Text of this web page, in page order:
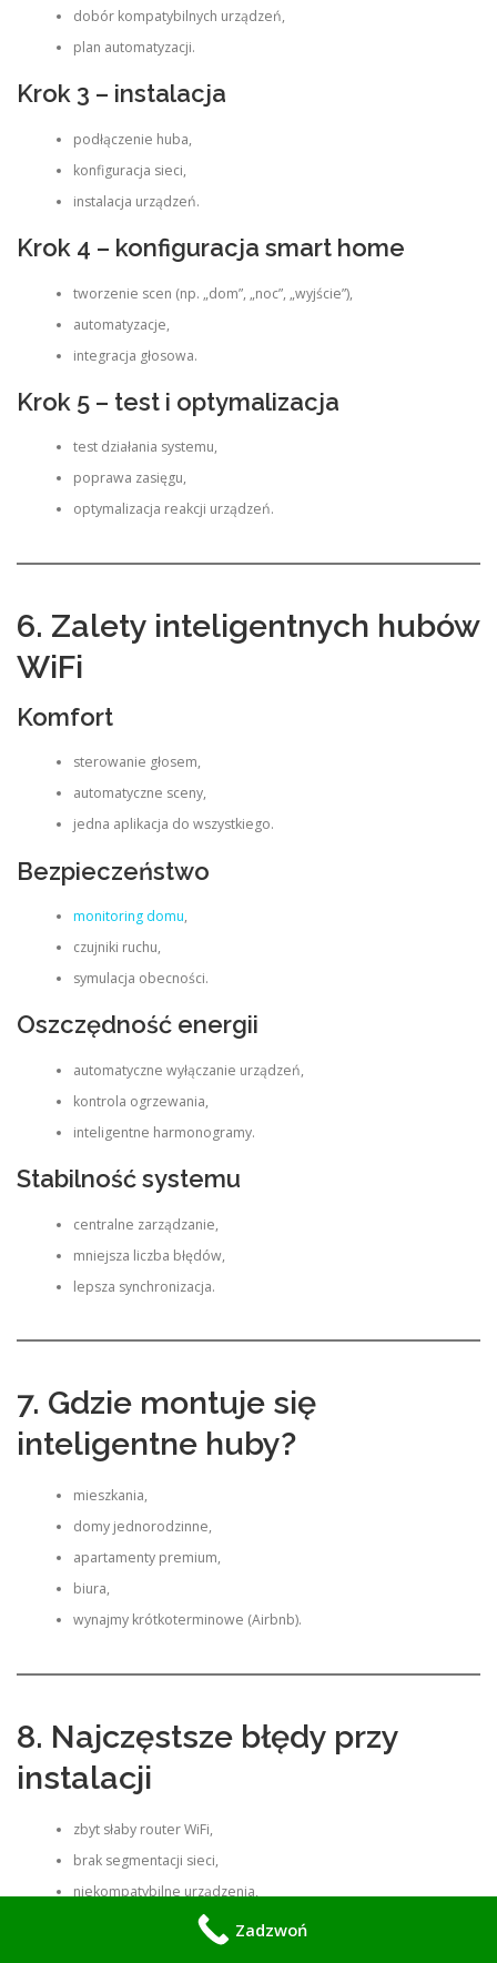
dobór kompatybilnych urządzeń,
plan automatyzacji.
Krok 3 – instalacja
podłączenie huba,
konfiguracja sieci,
instalacja urządzeń.
Krok 4 – konfiguracja smart home
tworzenie scen (np. „dom”, „noc”, „wyjście”),
automatyzacje,
integracja głosowa.
Krok 5 – test i optymalizacja
test działania systemu,
poprawa zasięgu,
optymalizacja reakcji urządzeń.
6. Zalety inteligentnych hubów
WiFi
Komfort
sterowanie głosem,
automatyczne sceny,
jedna aplikacja do wszystkiego.
Bezpieczeństwo
monitoring domu,
czujniki ruchu,
symulacja obecności.
Oszczędność energii
automatyczne wyłączanie urządzeń,
kontrola ogrzewania,
inteligentne harmonogramy.
Stabilność systemu
centralne zarządzanie,
mniejsza liczba błędów,
lepsza synchronizacja.
7. Gdzie montuje się
inteligentne huby?
mieszkania,
domy jednorodzinne,
apartamenty premium,
biura,
wynajmy krótkoterminowe (Airbnb).
8. Najczęstsze błędy przy
instalacji
zbyt słaby router WiFi,
brak segmentacji sieci,
niekompatybilne urządzenia,
brak huba centralnego,
Zadzwoń